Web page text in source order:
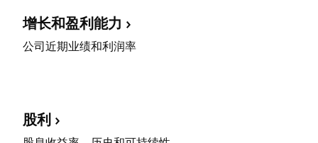
增长和盈利能力
公司近期业绩和利润率
股利